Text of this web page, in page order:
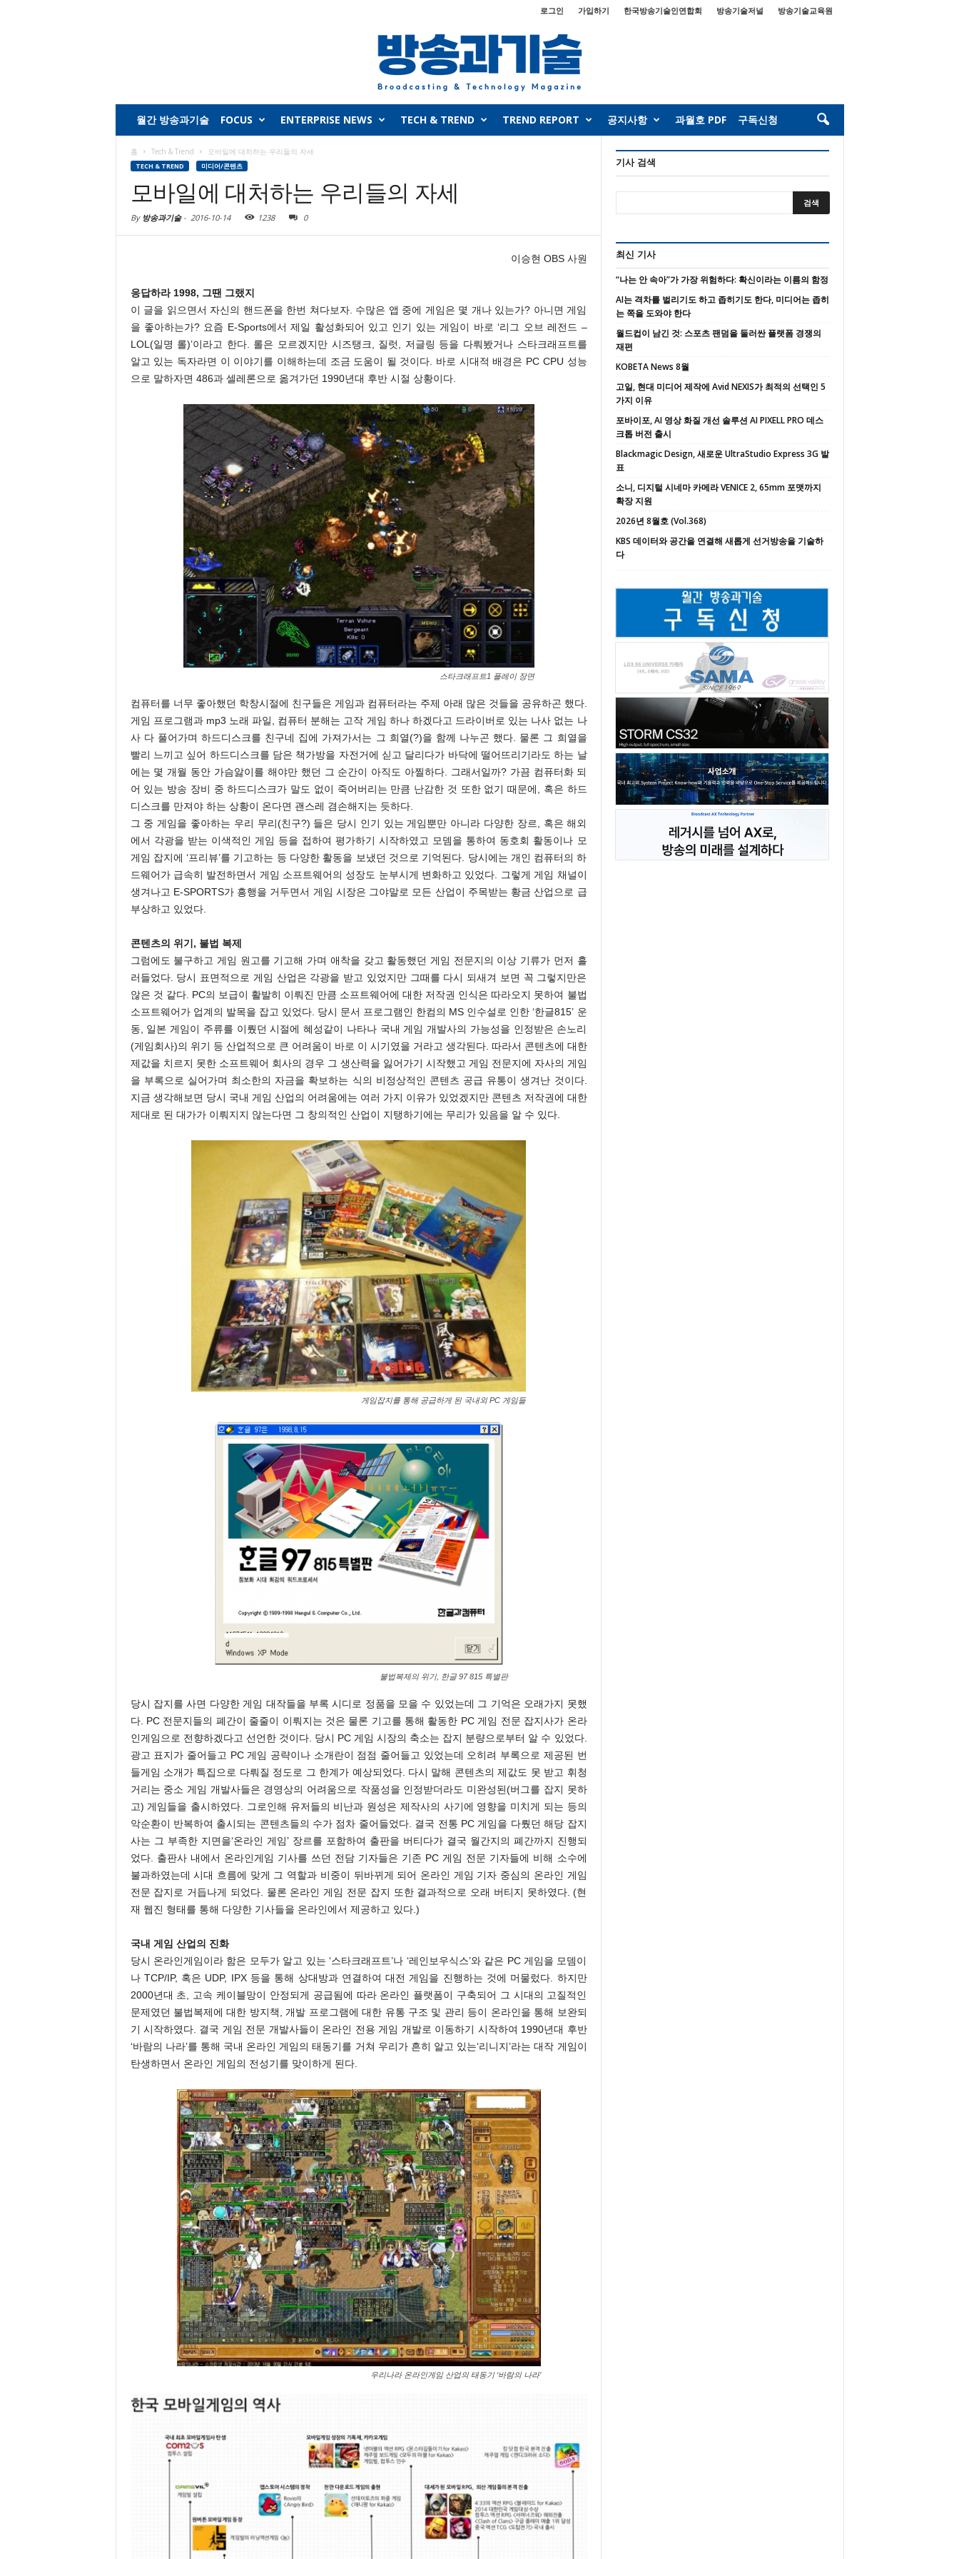
로그인 가입하기 한국방송기술인연합회 방송기술저널 방송기술교육원
월간 방송과기술 FOCUS ENTERPRISE NEWS TECH & TREND TREND REPORT 공지사항 과월호 PDF 구독신청
홈 Tech & Trend 모바일에 대처하는 우리들의 자세
TECH & TREND 미디어/콘텐츠
모바일에 대처하는 우리들의 자세
By 방송과기술- 2016-10-14 1238 0
이승현 OBS 사원
응답하라 1998, 그땐 그랬지
이 글을 읽으면서 자신의 핸드폰을 한번 쳐다보자. 수많은 앱 중에 게임은 몇 개나 있는가? 아니면 게임
을 좋아하는가? 요즘 E-Sports에서 제일 활성화되어 있고 인기 있는 게임이 바로 ‘리그 오브 레전드 –
LOL(일명 롤)’이라고 한다. 롤은 모르겠지만 시즈탱크, 질럿, 저글링 등을 다뤄봤거나 스타크래프트를
알고 있는 독자라면 이 이야기를 이해하는데 조금 도움이 될 것이다. 바로 시대적 배경은 PC CPU 성능
으로 말하자면 486과 셀레론으로 옮겨가던 1990년대 후반 시절 상황이다.
스타크래프트1 플레이 장면
컴퓨터를 너무 좋아했던 학창시절에 친구들은 게임과 컴퓨터라는 주제 아래 많은 것들을 공유하곤 했다.
게임 프로그램과 mp3 노래 파일, 컴퓨터 분해는 고작 게임 하나 하겠다고 드라이버로 있는 나사 없는 나
사 다 풀어가며 하드디스크를 친구네 집에 가져가서는 그 희열(?)을 함께 나누곤 했다. 물론 그 희열을
빨리 느끼고 싶어 하드디스크를 담은 책가방을 자전거에 싣고 달리다가 바닥에 떨어뜨리기라도 하는 날
에는 몇 개월 동안 가슴앓이를 해야만 했던 그 순간이 아직도 아찔하다. 그래서일까? 가끔 컴퓨터화 되
어 있는 방송 장비 중 하드디스크가 말도 없이 죽어버리는 만큼 난감한 것 또한 없기 때문에, 혹은 하드
디스크를 만져야 하는 상황이 온다면 괜스레 겸손해지는 듯하다.
그 중 게임을 좋아하는 우리 무리(친구?) 들은 당시 인기 있는 게임뿐만 아니라 다양한 장르, 혹은 해외
에서 각광을 받는 이색적인 게임 등을 접하여 평가하기 시작하였고 모뎀을 통하여 동호회 활동이나 모
게임 잡지에 ‘프리뷰’를 기고하는 등 다양한 활동을 보냈던 것으로 기억된다. 당시에는 개인 컴퓨터의 하
드웨어가 급속히 발전하면서 게임 소프트웨어의 성장도 눈부시게 변화하고 있었다. 그렇게 게임 채널이
생겨나고 E-SPORTS가 흥행을 거두면서 게임 시장은 그야말로 모든 산업이 주목받는 황금 산업으로 급
부상하고 있었다.
콘텐츠의 위기, 불법 복제
그럼에도 불구하고 게임 원고를 기고해 가며 애착을 갖고 활동했던 게임 전문지의 이상 기류가 먼저 흘
러들었다. 당시 표면적으로 게임 산업은 각광을 받고 있었지만 그때를 다시 되새겨 보면 꼭 그렇지만은
않은 것 같다. PC의 보급이 활발히 이뤄진 만큼 소프트웨어에 대한 저작권 인식은 따라오지 못하여 불법
소프트웨어가 업계의 발목을 잡고 있었다. 당시 문서 프로그램인 한컴의 MS 인수설로 인한 ‘한글815’ 운
동, 일본 게임이 주류를 이뤘던 시절에 혜성같이 나타나 국내 게임 개발사의 가능성을 인정받은 손노리
(게임회사)의 위기 등 산업적으로 큰 어려움이 바로 이 시기였을 거라고 생각된다. 따라서 콘텐츠에 대한
제값을 치르지 못한 소프트웨어 회사의 경우 그 생산력을 잃어가기 시작했고 게임 전문지에 자사의 게임
을 부록으로 실어가며 최소한의 자금을 확보하는 식의 비정상적인 콘텐츠 공급 유통이 생겨난 것이다.
지금 생각해보면 당시 국내 게임 산업의 어려움에는 여러 가지 이유가 있었겠지만 콘텐츠 저작권에 대한
제대로 된 대가가 이뤄지지 않는다면 그 창의적인 산업이 지탱하기에는 무리가 있음을 알 수 있다.
게임잡지를 통해 공급하게 된 국내외 PC 게임들
불법복제의 위기, 한글 97 815 특별판
당시 잡지를 사면 다양한 게임 대작들을 부록 시디로 정품을 모을 수 있었는데 그 기억은 오래가지 못했
다. PC 전문지들의 폐간이 줄줄이 이뤄지는 것은 물론 기고를 통해 활동한 PC 게임 전문 잡지사가 온라
인게임으로 전향하겠다고 선언한 것이다. 당시 PC 게임 시장의 축소는 잡지 분량으로부터 알 수 있었다.
광고 표지가 줄어들고 PC 게임 공략이나 소개란이 점점 줄어들고 있었는데 오히려 부록으로 제공된 번
들게임 소개가 특집으로 다뤄질 정도로 그 한계가 예상되었다. 다시 말해 콘텐츠의 제값도 못 받고 휘청
거리는 중소 게임 개발사들은 경영상의 어려움으로 작품성을 인정받더라도 미완성된(버그를 잡지 못하
고) 게임들을 출시하였다. 그로인해 유저들의 비난과 원성은 제작사의 사기에 영향을 미치게 되는 등의
악순환이 반복하여 출시되는 콘텐츠들의 수가 점차 줄어들었다. 결국 전통 PC 게임을 다뤘던 해당 잡지
사는 그 부족한 지면을‘온라인 게임’ 장르를 포함하여 출판을 버티다가 결국 월간지의 폐간까지 진행되
었다. 출판사 내에서 온라인게임 기사를 쓰던 전담 기자들은 기존 PC 게임 전문 기자들에 비해 소수에
불과하였는데 시대 흐름에 맞게 그 역할과 비중이 뒤바뀌게 되어 온라인 게임 기자 중심의 온라인 게임
전문 잡지로 거듭나게 되었다. 물론 온라인 게임 전문 잡지 또한 결과적으로 오래 버티지 못하였다. (현
재 웹진 형태를 통해 다양한 기사들을 온라인에서 제공하고 있다.)
국내 게임 산업의 진화
당시 온라인게임이라 함은 모두가 알고 있는 ‘스타크래프트’나 ‘레인보우식스’와 같은 PC 게임을 모뎀이
나 TCP/IP, 혹은 UDP, IPX 등을 통해 상대방과 연결하여 대전 게임을 진행하는 것에 머물렀다. 하지만
2000년대 초, 고속 케이블망이 안정되게 공급됨에 따라 온라인 플랫폼이 구축되어 그 시대의 고질적인
문제였던 불법복제에 대한 방지책, 개발 프로그램에 대한 유통 구조 및 관리 등이 온라인을 통해 보완되
기 시작하였다. 결국 게임 전문 개발사들이 온라인 전용 게임 개발로 이동하기 시작하여 1990년대 후반
‘바람의 나라’를 통해 국내 온라인 게임의 태동기를 거쳐 우리가 흔히 알고 있는‘리니지’라는 대작 게임이
탄생하면서 온라인 게임의 전성기를 맞이하게 된다.
우리나라 온라인게임 산업의 태동기 ‘바람의 나라’
기사 검색
최신 기사
“나는 안 속아”가 가장 위험하다: 확신이라는 이름의 함정
AI는 격차를 벌리기도 하고 좁히기도 한다, 미디어는 좁히
는 쪽을 도와야 한다
월드컵이 남긴 것: 스포츠 팬덤을 둘러싼 플랫폼 경쟁의
재편
KOBETA News 8월
고일, 현대 미디어 제작에 Avid NEXIS가 최적의 선택인 5
가지 이유
포바이포, AI 영상 화질 개선 솔루션 AI PIXELL PRO 데스
크톱 버전 출시
Blackmagic Design, 새로운 UltraStudio Express 3G 발
표
소니, 디지털 시네마 카메라 VENICE 2, 65mm 포맷까지
확장 지원
2026년 8월호 (Vol.368)
KBS 데이터와 공간을 연결해 새롭게 선거방송을 기술하
다